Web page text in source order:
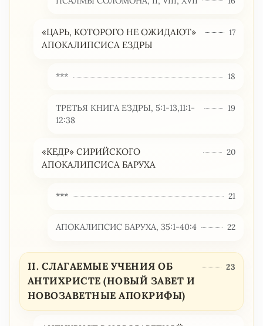
«ЦАРЬ, КОТОРОГО НЕ ОЖИДАЮТ»
АПОКАЛИПСИСА ЕЗДРЫ
17
*** 18
ТРЕТЬЯ КНИГА ЕЗДРЫ, 5:1-13,11:1-
12:38
19
«КЕДР» СИРИЙСКОГО
АПОКАЛИПСИСА БАРУХА
20
*** 21
АПОКАЛИПСИС БАРУХА, 35:1-40:4 22
II. СЛАГАЕМЫЕ УЧЕНИЯ ОБ
АНТИХРИСТЕ (НОВЫЙ ЗАВЕТ И
НОВОЗАВЕТНЫЕ АПОКРИФЫ)
23